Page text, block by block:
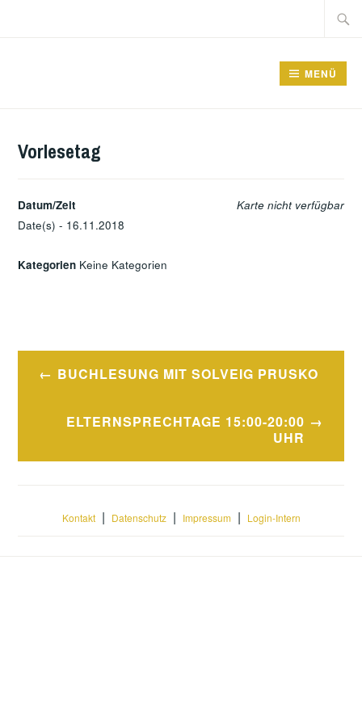
Suche
MENÜ
Vorlesetag
Karte nicht verfügbar
Datum/Zeit
Date(s) - 16.11.2018
Kategorien Keine Kategorien
Beitragsnavigation
BUCHLESUNG MIT SOLVEIG PRUSKO
ELTERNSPRECHTAGE 15:00-20:00
UHR
Kontakt| Datenschutz| Impressum| Login-Intern